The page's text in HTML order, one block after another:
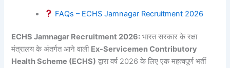
FAQs – ECHS Jamnagar Recruitment 2026
ECHS Jamnagar Recruitment 2026: भारत सरकार के रक्षा
मंत्रालय के अंतर्गत आने वाली Ex-Servicemen Contributory
Health Scheme (ECHS) द्वारा वर्ष 2026 के लिए एक महत्वपूर्ण भर्ती